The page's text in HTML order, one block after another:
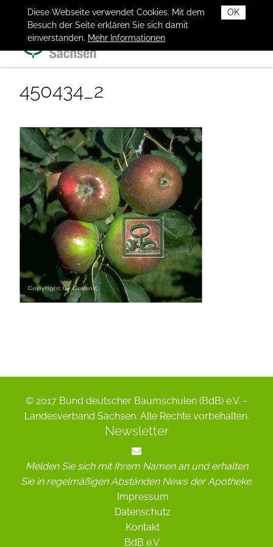
OK
Diese Webseite verwendet Cookies. Mit dem
Besuch der Seite erklären Sie sich damit
einverstanden. Mehr Informationen
450434_2
© 2017 Bund deutscher Baumschulen (BdB) e.V. -
Landesverband Sachsen. Alle Rechte vorbehalten.
Newsletter
Melden Sie sich mit Ihrem Namen an und erhalten
Sie in regelmäßigen Abständen News der Apotheke.
Impressum
Datenschutz
Kontakt
BdB e.V.